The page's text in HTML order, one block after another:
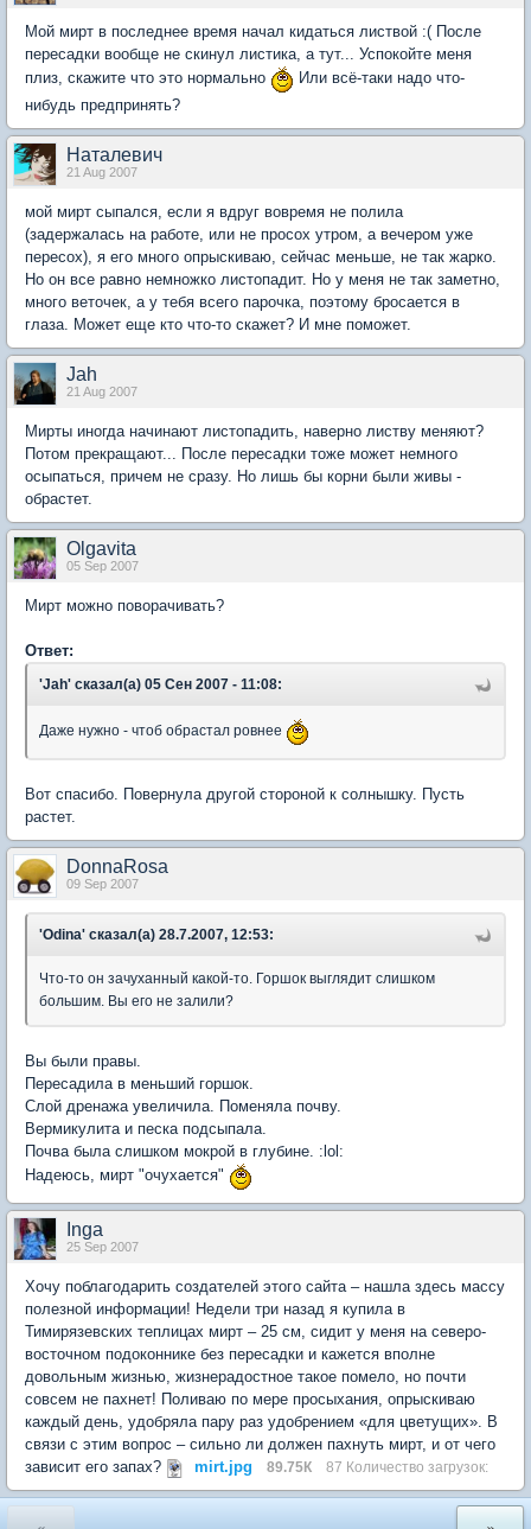
Мой мирт в последнее время начал кидаться листвой :( После
пересадки вообще не скинул листика, а тут... Успокойте меня
плиз, скажите что это нормально
Или всё-таки надо что-
нибудь предпринять?
Наталевич
21 Aug 2007
мой мирт сыпался, если я вдруг вовремя не полила
(задержалась на работе, или не просох утром, а вечером уже
пересох), я его много опрыскиваю, сейчас меньше, не так жарко.
Но он все равно немножко листопадит. Но у меня не так заметно,
много веточек, а у тебя всего парочка, поэтому бросается в
глаза. Может еще кто что-то скажет? И мне поможет.
Jah
21 Aug 2007
Мирты иногда начинают листопадить, наверно листву меняют?
Потом прекращают... После пересадки тоже может немного
осыпаться, причем не сразу. Но лишь бы корни были живы -
обрастет.
Olgavita
05 Sep 2007
Мирт можно поворачивать?
Ответ:
'Jah' сказал(а) 05 Сен 2007 - 11:08:
Даже нужно - чтоб обрастал ровнее
Вот спасибо. Повернула другой стороной к солнышку. Пусть
растет.
DonnaRosa
09 Sep 2007
'Odina' сказал(а) 28.7.2007, 12:53:
Что-то он зачуханный какой-то. Горшок выглядит слишком
большим. Вы его не залили?
Вы были правы.
Пересадила в меньший горшок.
Слой дренажа yвеличила. Поменяла почву.
Вермикулита и песка подсыпала.
Почва была слишком мокрой в глубине. :lol:
Надеюсь, мирт "очухается"
Inga
25 Sep 2007
Хочу поблагодарить создателей этого сайта – нашла здесь массу
полезной информации! Недели три назад я купила в
Тимирязевских теплицах мирт – 25 см, сидит у меня на северо-
восточном подоконнике без пересадки и кажется вполне
довольным жизнью, жизнерадостное такое помело, но почти
совсем не пахнет! Поливаю по мере просыхания, опрыскиваю
каждый день, удобряла пару раз удобрением «для цветущих». В
связи с этим вопрос – сильно ли должен пахнуть мирт, и от чего
зависит его запах?
mirt.jpg 89.75К 87 Количество загрузок: